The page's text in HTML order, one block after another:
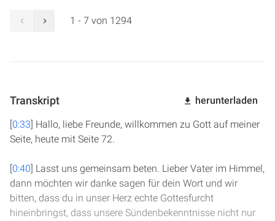
1 - 7 von 1294
Transkript herunterladen
[0:33] Hallo, liebe Freunde, willkommen zu Gott auf meiner
Seite, heute mit Seite 72.
[0:40] Lasst uns gemeinsam beten. Lieber Vater im Himmel,
dann möchten wir danke sagen für dein Wort und wir
bitten, dass du in unser Herz echte Gottesfurcht
hineinbringst, dass unsere Sündenbekenntnisse nicht nur